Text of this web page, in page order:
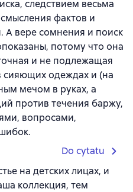
следствием весьма
фактов и
А вере сомнения и поиск
потому что она
и не подлежащая
сияющих одеждах и (на
мечом в руках, а
против течения баржу,
вопросами,
Do cytatu
на детских лицах, и
коллекция, тем